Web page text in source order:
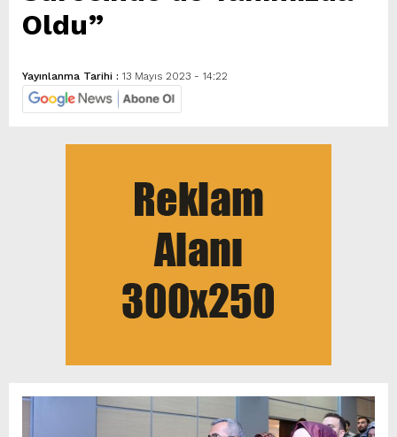
Oldu”
Yayınlanma Tarihi : 13 Mayıs 2023 - 14:22